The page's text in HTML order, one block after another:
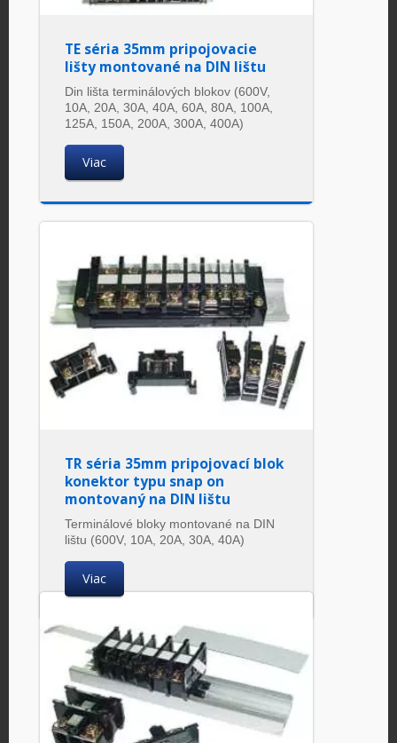
TE séria 35mm pripojovacie
lišty montované na DIN lištu
Din lišta terminálových blokov (600V,
10A, 20A, 30A, 40A, 60A, 80A, 100A,
125A, 150A, 200A, 300A, 400A)
Viac
TR séria 35mm pripojovací blok
konektor typu snap on
montovaný na DIN lištu
Terminálové bloky montované na DIN
lištu (600V, 10A, 20A, 30A, 40A)
Viac